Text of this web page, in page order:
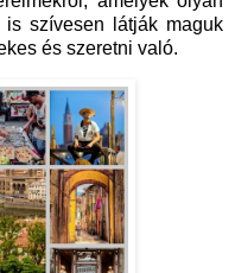
szívesen látják maguk
és szeretni való.